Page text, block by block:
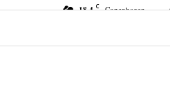
18.4 C Copenhagen